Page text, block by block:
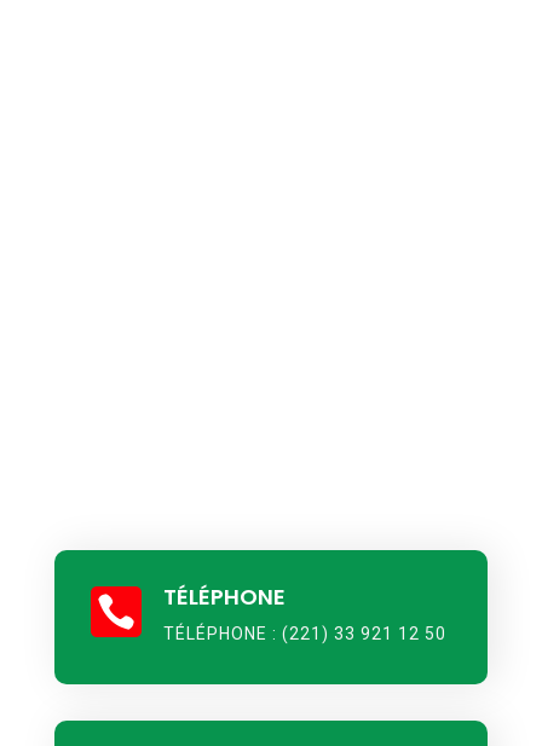
 TÉLÉPHONE
TÉLÉPHONE : (221) 33 921 12 50